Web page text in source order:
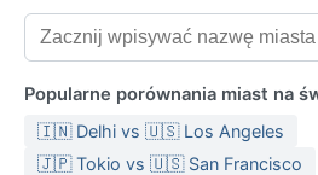
Popularne porównania miast na
🇮🇳 Delhi vs 🇺🇸 Los Angeles
🇯🇵 Tokio vs 🇺🇸 San Francisco